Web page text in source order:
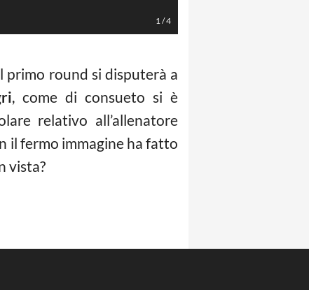
1/4
primo round si disputerà a
, come di consueto si è
relativo all’allenatore
il fermo immagine ha fatto
vista?